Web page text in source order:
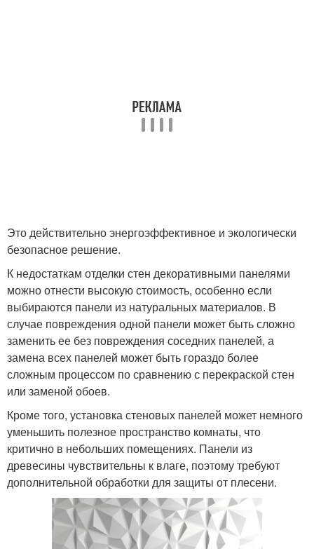
Это действительно энергоэффективное и экологически
безопасное решение.
К недостаткам отделки стен декоративными панелями
можно отнести высокую стоимость, особенно если
выбираются панели из натуральных материалов. В
случае повреждения одной панели может быть сложно
заменить ее без повреждения соседних панелей, а
замена всех панелей может быть гораздо более
сложным процессом по сравнению с перекраской стен
или заменой обоев.
Кроме того, установка стеновых панелей может немного
уменьшить полезное пространство комнаты, что
критично в небольших помещениях. Панели из
древесины чувствительны к влаге, поэтому требуют
дополнительной обработки для защиты от плесени.